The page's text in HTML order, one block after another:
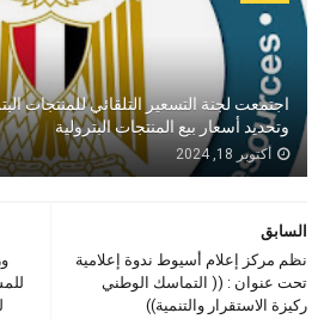
اجتمعت لجنة التسعير التلقائي للمنتجات
وتحديد أسعار بيع المنتجات البترولية
أكتوبر 18, 2024
السابق
نظم مركز إعلام أسيوط ندوة إعلامية
تحت عنوان : (( التماسك الوطني
ركيزة الاستقرار والتنمية))